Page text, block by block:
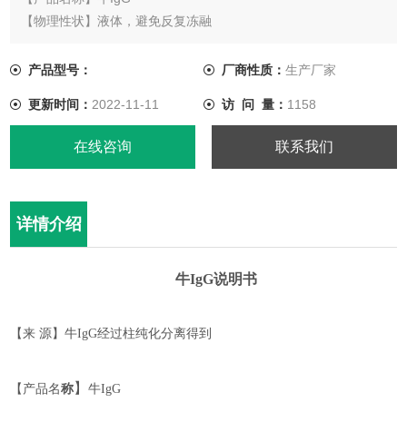
【物理性状】液体，避免反复冻融
【有效期】3 年，-20℃，避免反复冻融
产品型号： 厂商性质： 生产厂家
更新时间： 2022-11-11 访 问 量： 1158
在线咨询 联系我们
详情介绍
牛IgG说明书
【来 源】牛IgG经过柱纯化分离得到
【 产品名称 】牛IgG